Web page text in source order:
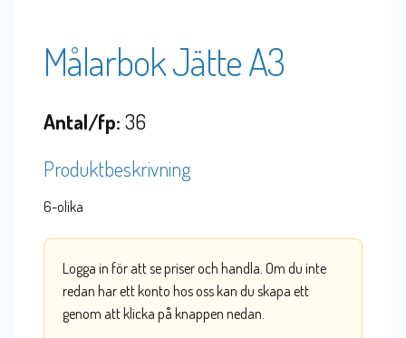
Målarbok Jätte A3
Antal/fp: 36
Produktbeskrivning
6-olika
Logga in för att se priser och handla. Om du inte
redan har ett konto hos oss kan du skapa ett
genom att klicka på knappen nedan.